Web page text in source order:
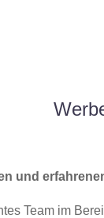
und
Team im